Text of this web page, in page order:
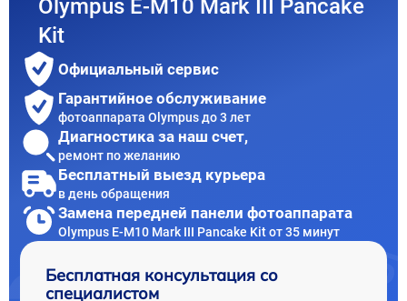
Olympus E-M10 Mark III Pancake
Kit
Официальный сервис
Гарантийное обслуживание
фотоаппарата Olympus до 3 лет
Диагностика за наш счет,
ремонт по желанию
Бесплатный выезд курьера
в день обращения
Замена передней панели фотоаппарата
Olympus E-M10 Mark III Pancake Kit от 35 минут
Бесплатная консультация со
специалистом